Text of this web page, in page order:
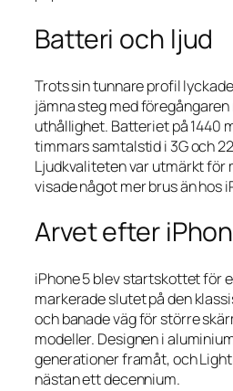
Batteri och ljud
Trots sin tunnare profil
jämna steg med
uthållighet. Batteriet på 1440
timmars samtalstid i 3G och
Ljudkvaliteten var utmärkt för
visade något mer brus än hos
Arvet efter
iPhone 5 blev startskottet för
markerade slutet på den
och banade väg för större
modeller. Designen i
generationer framåt, och
nästan ett decennium.